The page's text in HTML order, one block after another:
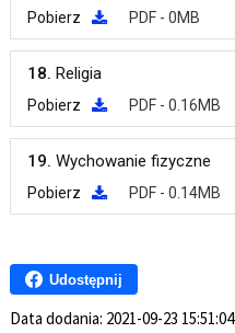
Pobierz PDF - 0MB
18. Religia
Pobierz PDF - 0.16MB
19. Wychowanie fizyczne
Pobierz PDF - 0.14MB
Udostępnij
Data dodania: 2021-09-23 15:51:04